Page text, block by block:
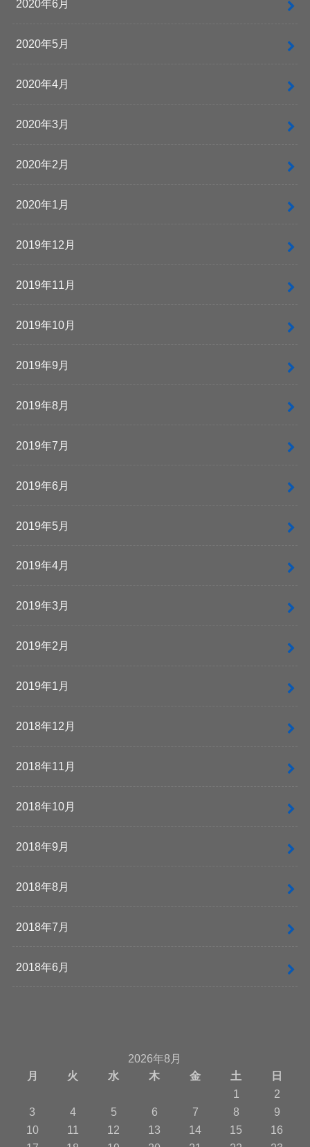
2020年6月
2020年5月
2020年4月
2020年3月
2020年2月
2020年1月
2019年12月
2019年11月
2019年10月
2019年9月
2019年8月
2019年7月
2019年6月
2019年5月
2019年4月
2019年3月
2019年2月
2019年1月
2018年12月
2018年11月
2018年10月
2018年9月
2018年8月
2018年7月
2018年6月
2026年8月
月
火 水 木 金 土
日
1
2
3
4 5 6 7 8
9
10
11 12 13 14 15
16